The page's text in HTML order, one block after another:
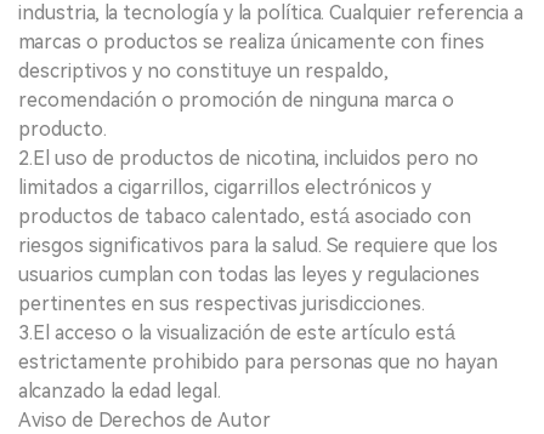
industria, la tecnología y la política. Cualquier referencia a
marcas o productos se realiza únicamente con fines
descriptivos y no constituye un respaldo,
recomendación o promoción de ninguna marca o
producto.
2.El uso de productos de nicotina, incluidos pero no
limitados a cigarrillos, cigarrillos electrónicos y
productos de tabaco calentado, está asociado con
riesgos significativos para la salud. Se requiere que los
usuarios cumplan con todas las leyes y regulaciones
pertinentes en sus respectivas jurisdicciones.
3.El acceso o la visualización de este artículo está
estrictamente prohibido para personas que no hayan
alcanzado la edad legal.
Aviso de Derechos de Autor